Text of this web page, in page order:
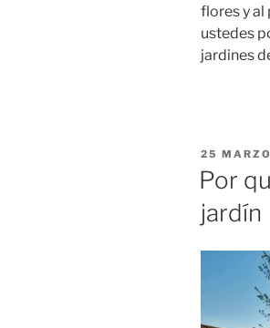
flores y al
ustedes
jardines
EL
25
Por
jardín